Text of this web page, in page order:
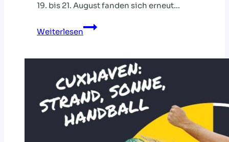
19. bis 21. August fanden sich erneut…
Weiterlesen
VIERTES